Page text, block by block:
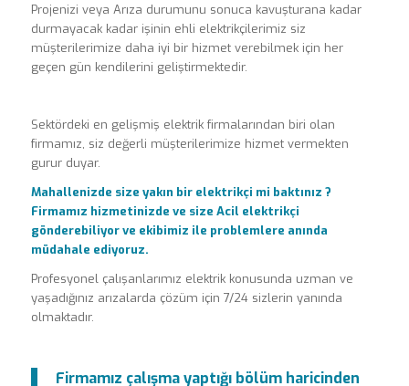
Projenizi veya Arıza durumunu sonuca kavuşturana kadar
durmayacak kadar işinin ehli elektrikçilerimiz siz
müşterilerimize daha iyi bir hizmet verebilmek için her
geçen gün kendilerini geliştirmektedir.
Sektördeki en gelişmiş elektrik firmalarından biri olan
firmamız, siz değerli müşterilerimize hizmet vermekten
gurur duyar.
Mahallenizde size yakın bir elektrikçi mi baktınız ?
Firmamız hizmetinizde ve size Acil elektrikçi
gönderebiliyor ve ekibimiz ile problemlere anında
müdahale ediyoruz.
Profesyonel çalışanlarımız elektrik konusunda uzman ve
yaşadığınız arızalarda çözüm için 7/24 sizlerin yanında
olmaktadır.
Firmamız çalışma yaptığı bölüm haricinden